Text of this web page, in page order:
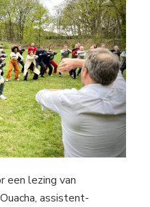
een lezing van
assistent-